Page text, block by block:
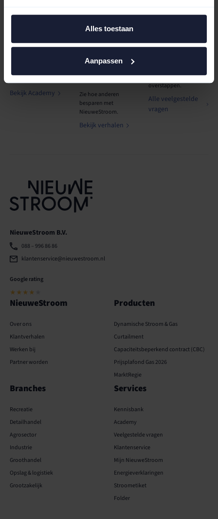
Alles toestaan
Aanpassen
Bekijk Academy
Klantverhalen
Zie hoe anderen
besparen met
NieuweStroom.
Bekijk verhalen
tarieven, contracten en
overstappen.
Alle veelgestelde
vragen
NieuweStroom B.V.
088 – 996 86 86
klantenservice@nieuwestroom.nl
Google rating
★★★★
NieuweStroom
Over ons
Klantverhalen
Werken bij
Partner worden
Producten
Dynamische Stroom & Gas
Curtailment
Capaciteits­­beperkend contract (CBC)
Prijsplafond Gas 2026
MarktRegie
Branches
Recreatie
Detailhandel
Agrosector
Industrie
Groothandel
Opslag & logistiek
Grootzakelijk
Services
Kennisbank
Academy
Veelgestelde vragen
Klantenservice
Mijn NieuweStroom
Energieverklaringen
Stroometiket
Folder